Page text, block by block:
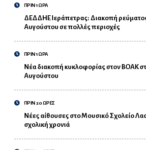
ΠΡΙΝ 1 ΩΡΑ
ΔΕΔΔΗΕ Ιεράπετρας: Διακοπή
Αυγούστου σε πολλές περιοχές
ΠΡΙΝ 1 ΩΡΑ
Νέα διακοπή κυκλοφορίας στον ΒΟΑΚ
Αυγούστου
ΠΡΙΝ 20 ΩΡΕΣ
Νέες αίθουσες στο Μουσικό Σχολείο
σχολική χρονιά